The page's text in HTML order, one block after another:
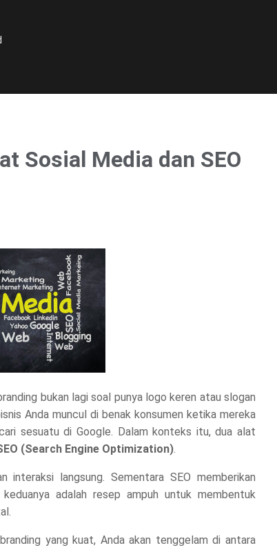
Sosial Media dan SEO
bukan lagi soal punya logo keren atau slogan
Anda muncul di benak konsumen ketika mereka
sesuatu di Google. Dalam konteks itu, dua alat
(Search Engine Optimization).
interaksi langsung. Sementara SEO memberikan
adalah resep ampuh untuk membentuk
yang kuat, Anda akan tenggelam di antara